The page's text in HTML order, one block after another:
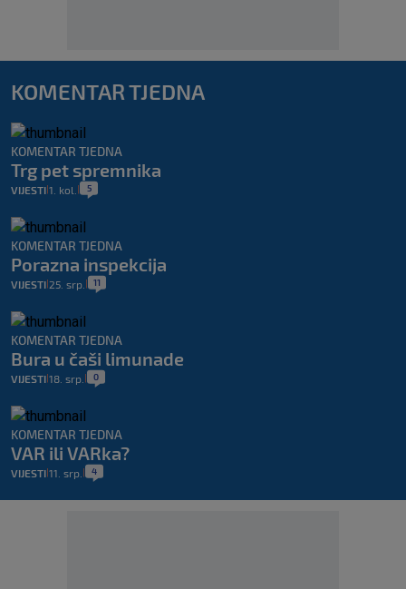
KOMENTAR TJEDNA
KOMENTAR TJEDNA
Trg pet spremnika
VIJESTI 1. kol. 5
KOMENTAR TJEDNA
Porazna inspekcija
VIJESTI 25. srp. 11
KOMENTAR TJEDNA
Bura u čaši limunade
VIJESTI 18. srp. 0
KOMENTAR TJEDNA
VAR ili VARka?
VIJESTI 11. srp. 4